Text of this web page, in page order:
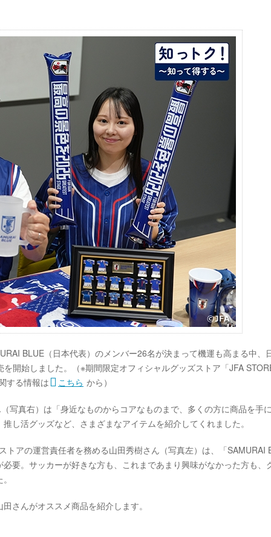
BLUE（日本代表）のメンバー26名が決まって機運も高まる中、
開始しました。（※期間限定オフィシャルグッズストア「JFA
する情報は
こちら から）
写真右）は「身近なものからコアなものまで、多くの方に商品を手
し活グッズなど、さまざまなアイテムを紹介してくれました。
トアの運営責任者を務める山田秀樹さん（写真左）は、「SAMURAI
要。サッカーが好きな方も、これまであまり興味がなかった方も、
さんがオススメ商品を紹介します。